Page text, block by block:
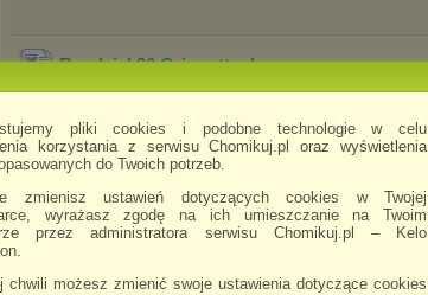
pliki cookies i podobne technologie w celu
korzystania z serwisu Chomikuj.pl oraz wyświetlenia
do Twoich potrzeb.
zmienisz ustawień dotyczących cookies w Twojej
wyrażasz zgodę na ich umieszczanie na Twoim
przez administratora serwisu Chomikuj.pl – Kelo
chwili możesz zmienić swoje ustawienia dotyczące cookies
Rozdział 26 Gringotts.doc
Rozdział 28 Zaginione Zwierciadło